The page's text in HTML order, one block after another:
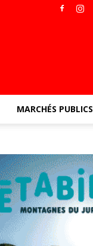
MARCHÉS PUBLICS